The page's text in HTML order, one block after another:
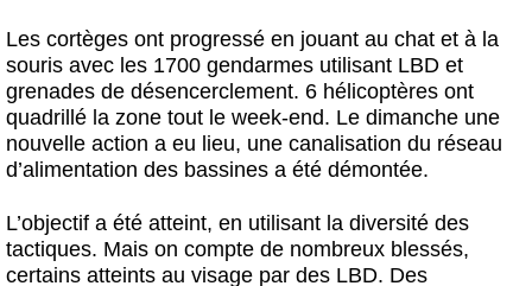
Les cortèges ont progressé en jouant au chat et à la
souris avec les 1700 gendarmes utilisant LBD et
grenades de désencerclement. 6 hélicoptères ont
quadrillé la zone tout le week-end. Le dimanche une
nouvelle action a eu lieu, une canalisation du réseau
d’alimentation des bassines a été démontée.
L’objectif a été atteint, en utilisant la diversité des
tactiques. Mais on compte de nombreux blessés,
certains atteints au visage par des LBD. Des